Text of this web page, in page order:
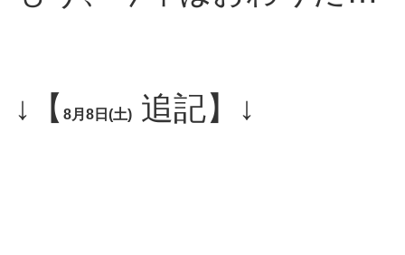
↓【 8月8日(土) 追記】↓